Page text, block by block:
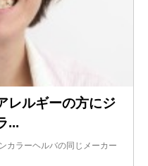
ルギーの方にジ
...
カラーヘルバの同じメーカー